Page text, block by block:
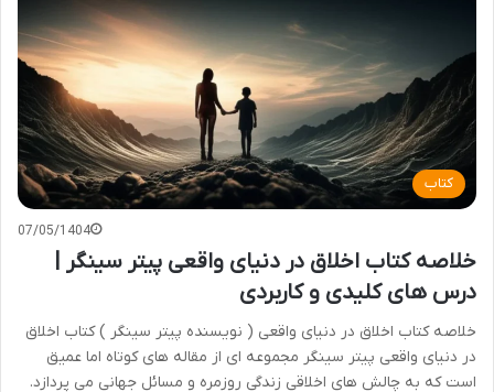
کتاب
07/05/1404
خلاصه کتاب اخلاق در دنیای واقعی پیتر سینگر |
درس های کلیدی و کاربردی
خلاصه کتاب اخلاق در دنیای واقعی ( نویسنده پیتر سینگر ) کتاب اخلاق
در دنیای واقعی پیتر سینگر مجموعه ای از مقاله های کوتاه اما عمیق
است که به چالش های اخلاقی زندگی روزمره و مسائل جهانی می پردازد.